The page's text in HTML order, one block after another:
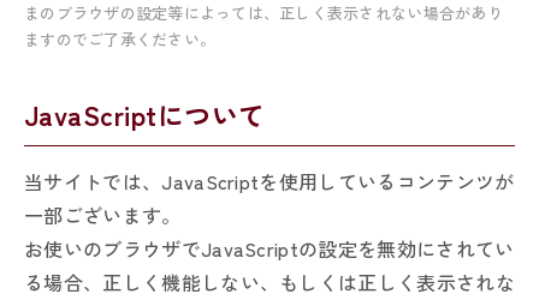
まのブラウザの設定等によっては、正しく表示されない場合があり
ますのでご了承ください。
JavaScriptについて
当サイトでは、JavaScriptを使用しているコンテンツが
一部ございます。
お使いのブラウザでJavaScriptの設定を無効にされてい
る場合、正しく機能しない、もしくは正しく表示されな